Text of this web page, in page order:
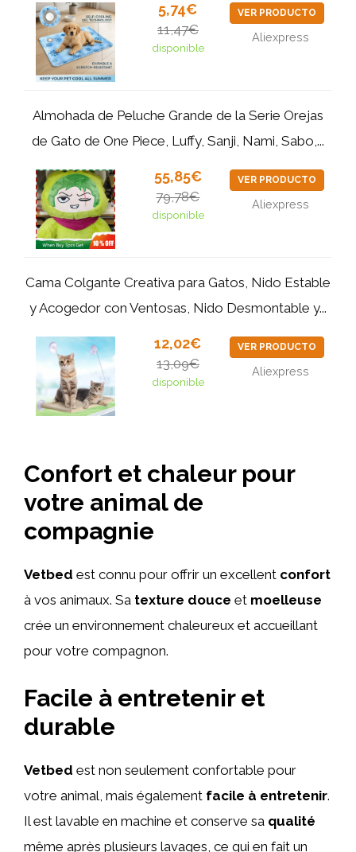
5,74€
11,47€
disponible
VER PRODUCTO
Aliexpress
Almohada de Peluche Grande de la Serie Orejas
de Gato de One Piece, Luffy, Sanji, Nami, Sabo,...
55,85€
79,78€
disponible
VER PRODUCTO
Aliexpress
Cama Colgante Creativa para Gatos, Nido Estable
y Acogedor con Ventosas, Nido Desmontable y...
12,02€
13,09€
disponible
VER PRODUCTO
Aliexpress
Confort et chaleur pour
votre animal de
compagnie
Vetbed est connu pour offrir un excellent confort
à vos animaux. Sa texture douce et moelleuse
crée un environnement chaleureux et accueillant
pour votre compagnon.
Facile à entretenir et
durable
Vetbed est non seulement confortable pour
votre animal, mais également facile à entretenir.
Il est lavable en machine et conserve sa qualité
même après plusieurs lavages, ce qui en fait un